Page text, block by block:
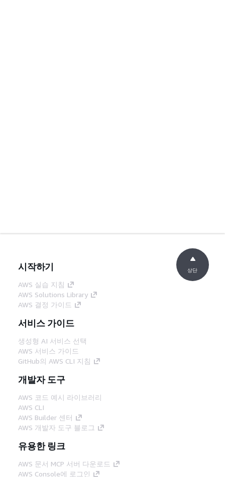
시작하기
AWS 실습 지침
AWS Solutions Library
AWS 결정 가이드
서비스 가이드
생성형 AI 서비스 선택
AWS 서비스 가이드
GitHub의 AWS CLI 지침
개발자 도구
AWS 코드 예시 라이브러리
AWS CLI
AWS Builder 센터
AWS 개발자 도구 블로그
유용한 링크
AWS 문서 MCP 서버 다운로드
AWS Console에 로그인
상단